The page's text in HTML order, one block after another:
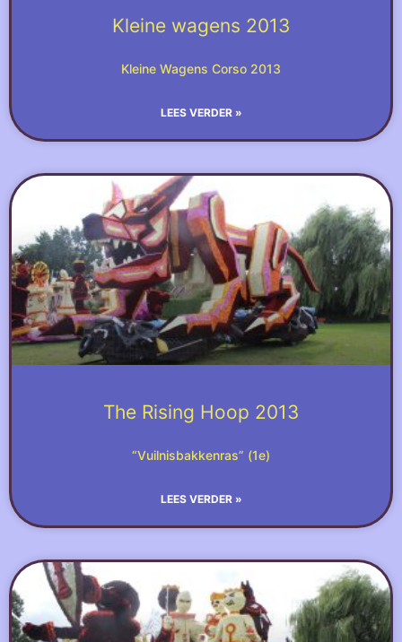
Kleine wagens 2013
Kleine Wagens Corso 2013
LEES VERDER »
The Rising Hoop 2013
“Vuilnisbakkenras” (1e)
LEES VERDER »